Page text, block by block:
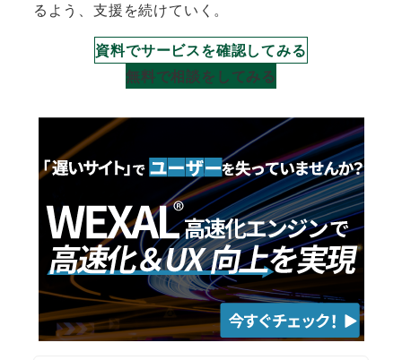
るよう、支援を続けていく。
資料でサービスを確認してみる
無料で相談をしてみる